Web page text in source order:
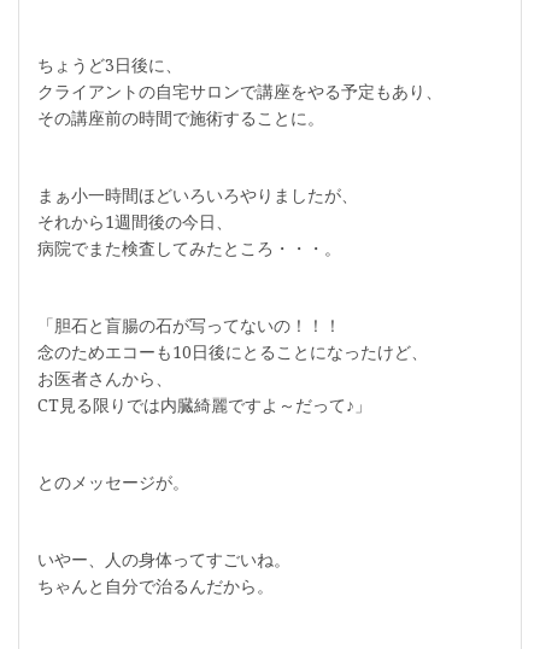
ちょうど3日後に、
クライアントの自宅サロンで講座をやる予定もあり、
その講座前の時間で施術することに。
まぁ小一時間ほどいろいろやりましたが、
それから1週間後の今日、
病院でまた検査してみたところ・・・。
「胆石と盲腸の石が写ってないの！！！
念のためエコーも10日後にとることになったけど、
お医者さんから、
CT見る限りでは内臓綺麗ですよ～だって♪」
とのメッセージが。
いやー、人の身体ってすごいね。
ちゃんと自分で治るんだから。